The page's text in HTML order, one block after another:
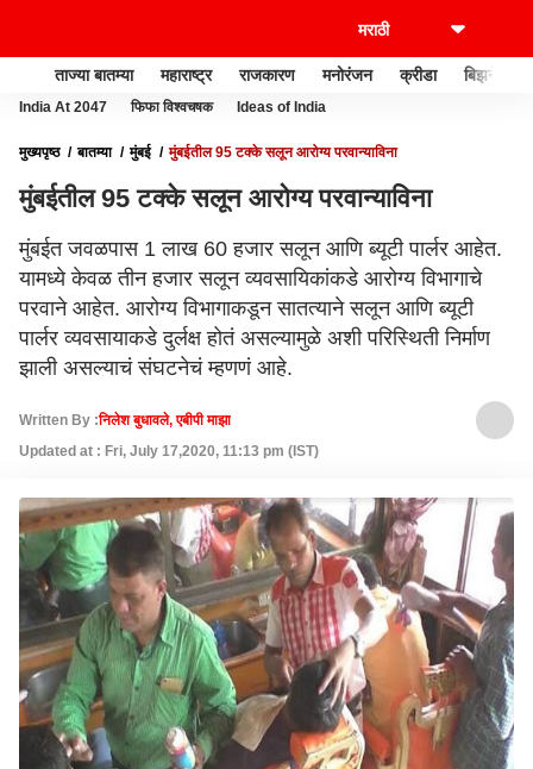
ताज्या बातम्या महाराष्ट्र राजकारण मनोरंजन क्रीडा बिझनेस
India At 2047 फिफा विश्वचषक Ideas of India
मुख्यपृष्ठ बातम्या मुंबई मुंबईतील 95 टक्के सलून आरोग्य परवान्याविना
मुंबईतील 95 टक्के सलून आरोग्य परवान्याविना
मुंबईत जवळपास 1 लाख 60 हजार सलून आणि ब्यूटी पार्लर आहेत.
यामध्ये केवळ तीन हजार सलून व्यवसायिकांकडे आरोग्य विभागाचे
परवाने आहेत. आरोग्य विभागाकडून सातत्याने सलून आणि ब्यूटी
पार्लर व्यवसायाकडे दुर्लक्ष होतं असल्यामुळे अशी परिस्थिती निर्माण
झाली असल्याचं संघटनेचं म्हणणं आहे.
Written By :निलेश बुधावले, एबीपी माझा
Updated at : Fri, July 17,2020, 11:13 pm (IST)